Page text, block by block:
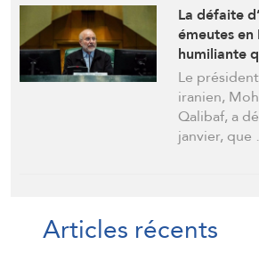
La défaite
émeutes
humiliante
guerre des
Le
iranien,
Qalibaf, a
janvier,
Articles récents